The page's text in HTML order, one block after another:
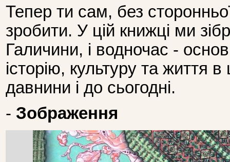
Тепер ти сам, без
зробити. У цій книжці ми
Галичини, і водночас -
історію, культуру та життя в
давнини і до сьогодні.
- Зображення